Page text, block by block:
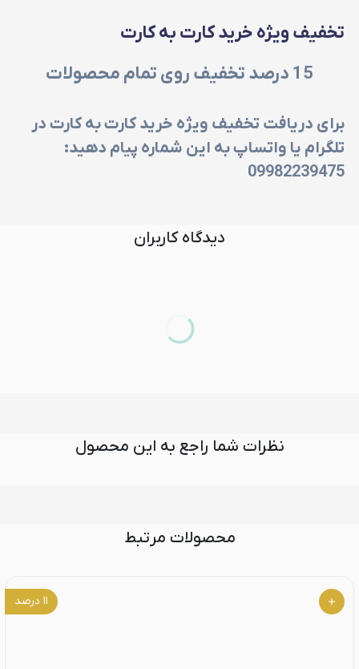
تخفیف ویژه خرید کارت به کارت
15 درصد تخفیف روی تمام محصولات
برای دریافت تخفیف ویژه خرید کارت به کارت در
تلگرام یا واتساپ به این شماره پیام دهید:
09982239475
دیدگاه کاربران
نظرات شما راجع به این محصول
محصولات مرتبط
۱۱درصد